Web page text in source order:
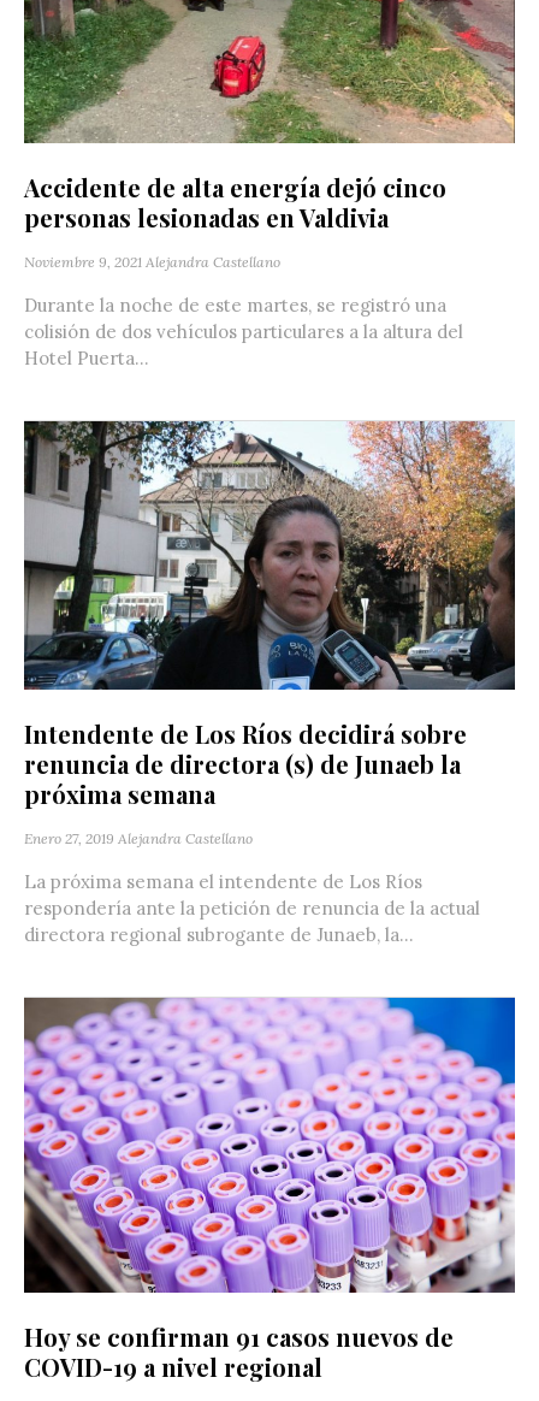
Accidente de alta energía dejó cinco
personas lesionadas en Valdivia
Noviembre 9, 2021 Alejandra Castellano
Durante la noche de este martes, se registró una
colisión de dos vehículos particulares a la altura del
Hotel Puerta...
Intendente de Los Ríos decidirá sobre
renuncia de directora (s) de Junaeb la
próxima semana
Enero 27, 2019 Alejandra Castellano
La próxima semana el intendente de Los Ríos
respondería ante la petición de renuncia de la actual
directora regional subrogante de Junaeb, la...
Hoy se confirman 91 casos nuevos de
COVID-19 a nivel regional